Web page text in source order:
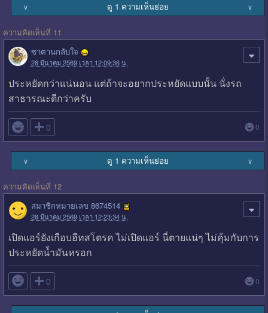
∨ ดู 1 ความเห็นย่อย ∨
ความคิดเห็นที่ 11
ซาตานกลับใจ
28 มีนาคม 2569 เวลา 12:09:36 น.
ประหยัดกว่าแน่นอน แต่ถ้าจะอยากประหยัดแบบนั้น นั่งรถ
สาธารณะดีกว่าครับ
 0 0
∨ ดู 1 ความเห็นย่อย ∨
ความคิดเห็นที่ 12
สมาชิกหมายเลข 8674514
28 มีนาคม 2569 เวลา 12:23:34 น.
เปิดแอร์ยังเกือบฮีทสโตรค ไม่เปิดแอร์ นี่ตายแน่ๆ ไม่คุ้มกับการ
ประหยัดน้ำมันหรอก
 0 0